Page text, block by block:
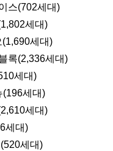
스(702세대)
세대)
세대)
록(2,336세대)
세대)
(196세대)
세대)
세대)
세대)